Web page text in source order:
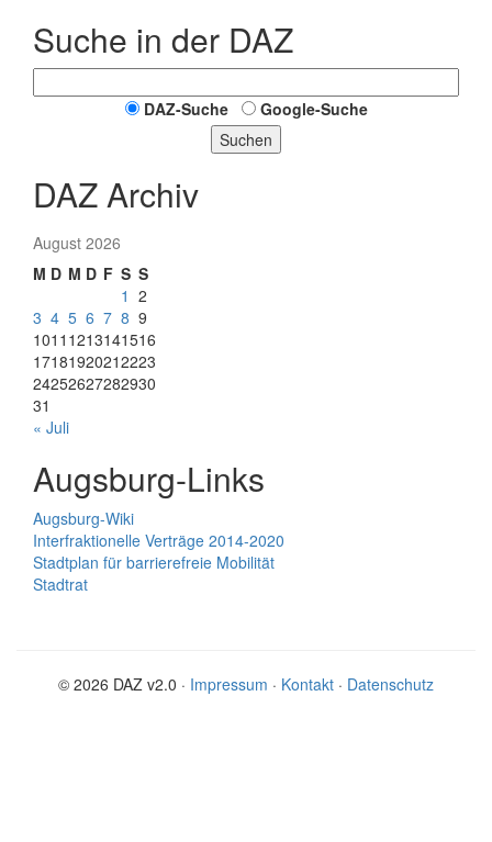
Suche in der DAZ
DAZ-Suche
Google-Suche
Suchen
DAZ Archiv
August 2026
M D M D F S S
1 2
3 4 5 6 7 8 9
1011 1213141516
17181920212223
24252627282930
31
« Juli
Augsburg-Links
Augsburg-Wiki
Interfraktionelle Verträge 2014-2020
Stadtplan für barrierefreie Mobilität
Stadtrat
© 2026 DAZ v2.0 · Impressum · Kontakt · Datenschutz